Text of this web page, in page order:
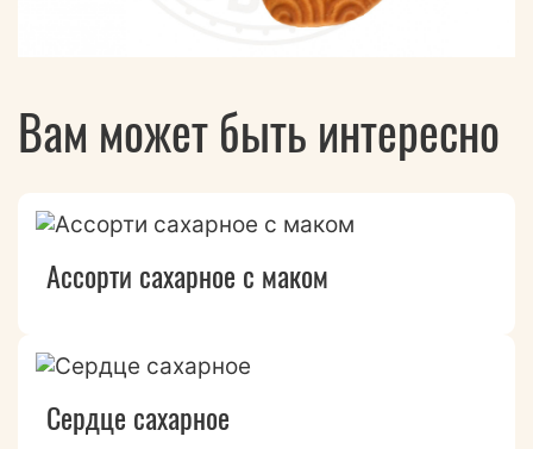
Вам может быть интересно
Ассорти сахарное с маком
Сердце сахарное